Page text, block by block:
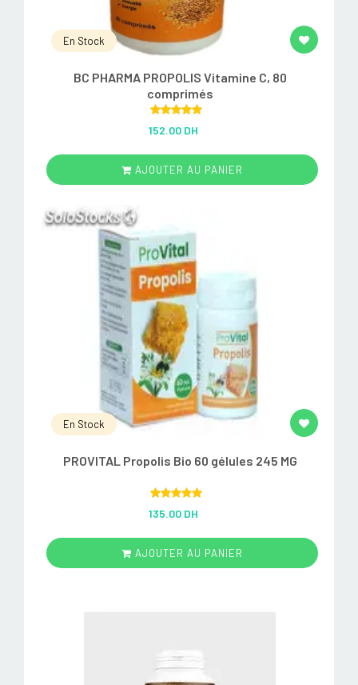
En Stock
BC PHARMA PROPOLIS Vitamine C, 80
comprimés
out of 5
152.00 DH
AJOUTER AU PANIER
En Stock
PROVITAL Propolis Bio 60 gélules 245 MG
out of 5
135.00 DH
AJOUTER AU PANIER